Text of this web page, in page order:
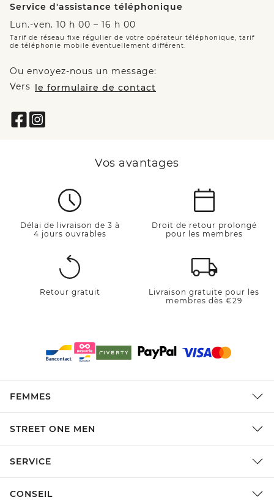
Service d'assistance téléphonique
Lun.-ven. 10 h 00 – 16 h 00
Tarif de réseau fixe régulier de votre opérateur téléphonique, tarif
de téléphonie mobile éventuellement différent.
Ou envoyez-nous un message:
Vers le formulaire de contact
Vos avantages
Délai de livraison de 3 à
4 jours ouvrables
Droit de retour prolongé
pour les membres
Retour gratuit
Livraison gratuite pour les
membres dès €29
FEMMES
STREET ONE MEN
SERVICE
CONSEIL